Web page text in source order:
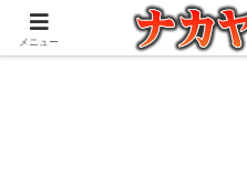
アウトドアとガジェット好き
メニュー